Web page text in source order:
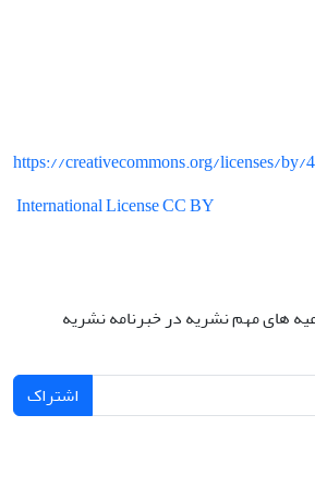
https://creativecommons.org/licenses/by/
International License CC BY
های مهم نشریه در خبرنامه نشریه
اشتراک